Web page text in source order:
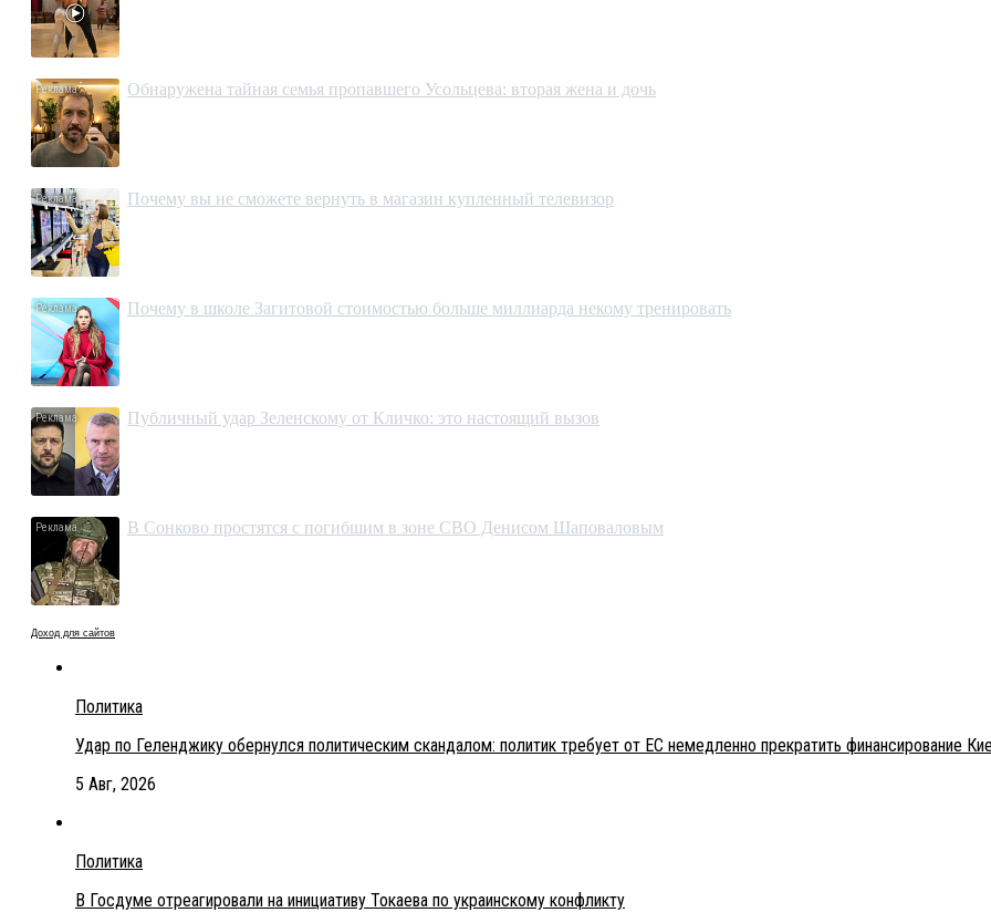
Обнаружена тайная семья пропавшего Усольцева: вторая жена и дочь
Почему вы не сможете вернуть в магазин купленный телевизор
Почему в школе Загитовой стоимостью больше миллиарда некому тренировать
Публичный удар Зеленскому от Кличко: это настоящий вызов
В Сонково простятся с погибшим в зоне СВО Денисом Шаповаловым
Доход для сайтов
Политика
Удар по Геленджику обернулся политическим скандалом: политик требует от ЕС немедленно прекратить финансирование
5 Авг, 2026
Политика
В Госдуме отреагировали на инициативу Токаева по украинскому конфликту